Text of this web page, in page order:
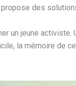
des
un jeune
la mémoire de